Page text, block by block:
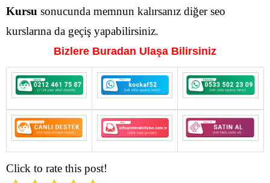
Kursu sonucunda memnun kalırsanız diğer seo
kurslarına da geçiş yapabilirsiniz.
Bizlere Buradan Ulaşa Bilirsiniz
Click to rate this post!